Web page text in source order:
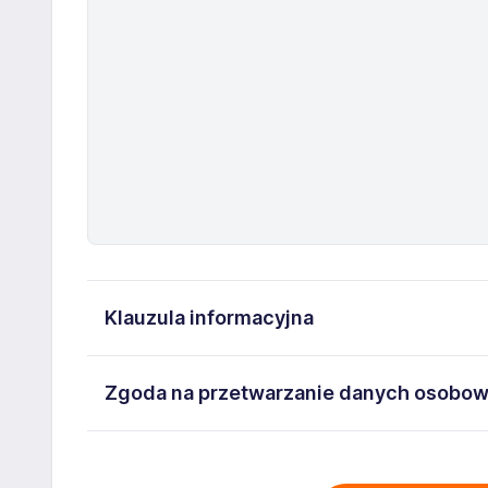
Klauzula informacyjna
5262493733. Moje dane osobowe przetwarzane
Zgoda na przetwarzanie danych
Warszawa ul. Prosta 68, NIP: 5262493733